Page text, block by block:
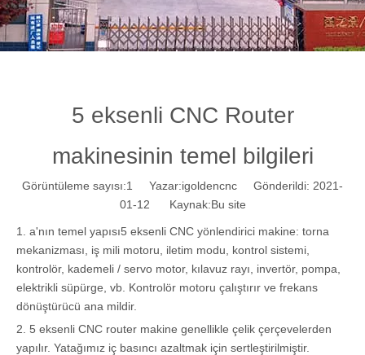
5 eksenli CNC Router
makinesinin temel bilgileri
Görüntüleme sayısı:1
Yazar:igoldencnc Gönderildi: 2021-
01-12 Kaynak:Bu site
1. a'nın temel yapısı5 eksenli CNC yönlendirici makine: torna
mekanizması, iş mili motoru, iletim modu, kontrol sistemi,
kontrolör, kademeli / servo motor, kılavuz rayı, invertör, pompa,
elektrikli süpürge, vb. Kontrolör motoru çalıştırır ve frekans
dönüştürücü ana mildir.
2. 5 eksenli CNC router makine genellikle çelik çerçevelerden
yapılır. Yatağımız iç basıncı azaltmak için sertleştirilmiştir.